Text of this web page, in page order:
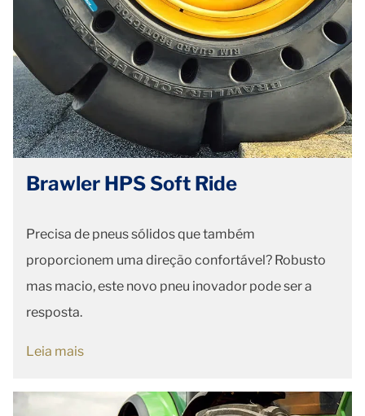
Brawler HPS Soft Ride
Precisa de pneus sólidos que também
proporcionem uma direção confortável? Robusto
mas macio, este novo pneu inovador pode ser a
resposta.
Leia mais